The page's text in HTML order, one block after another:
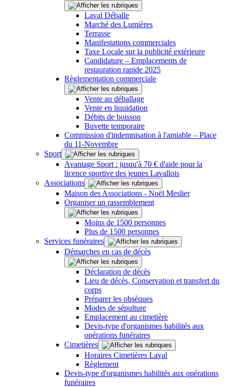
Laval Déballe
Marché des Lumières
Terrasse
Manifestations commerciales
Taxe Locale sur la publicité extérieure
Candidature – Emplacements de
restauration rapide 2025
Règlementation commerciale
Vente au déballage
Vente en liquidation
Débits de boisson
Buvette temporaire
Commission d'indemnisation à l'amiable – Place
du 11-Novembre
Sport
Avantage Sport : jusqu'à 70 € d'aide pour la
licence sportive des jeunes Lavallois
Associations
Maison des Associations - Noël Meslier
Organiser un rassemblement
Moins de 1500 personnes
Plus de 1500 personnes
Services funéraires
Démarches en cas de décès
Déclaration de décès
Lieu de décès, Conservation et transfert du
corps
Préparer les obsèques
Modes de sépulture
Emplacement au cimetière
Devis-type d'organismes habilités aux
opérations funéraires
Cimetières
Horaires Cimetières Laval
Règlement
Devis-type d'organismes habilités aux opérations
funéraires